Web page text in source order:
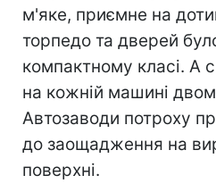
м'яке, приємне на
торпедо та дверей
компактному класі. А
на кожній машині
Автозаводи потроху
до заощадження на
поверхні.